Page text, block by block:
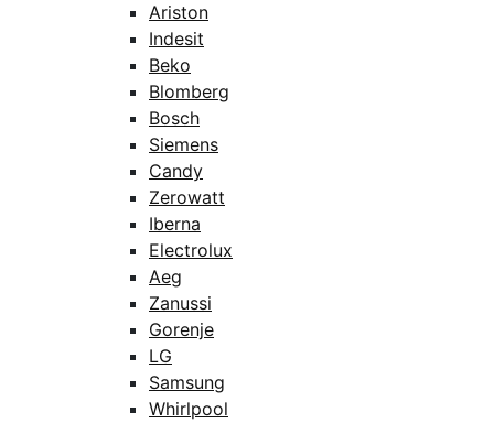
Ariston
Indesit
Beko
Blomberg
Bosch
Siemens
Candy
Zerowatt
Iberna
Electrolux
Aeg
Zanussi
Gorenje
LG
Samsung
Whirlpool